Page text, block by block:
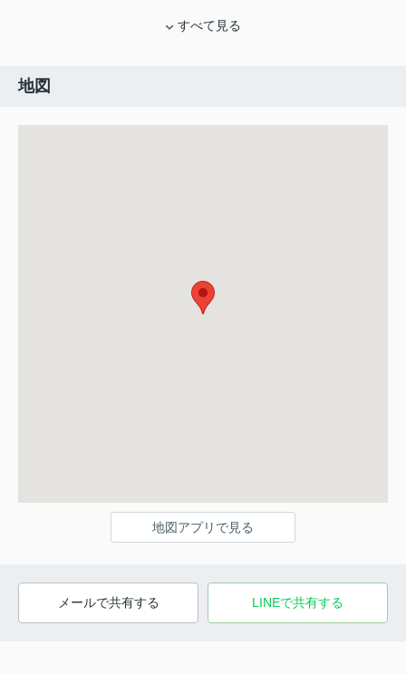
すべて見る
地図
地図アプリで見る
メールで共有する LINEで共有する